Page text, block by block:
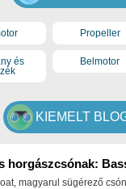
Propeller
és
Belmotor
KIEMELT
horgászcsónak:
magyarul sügérező